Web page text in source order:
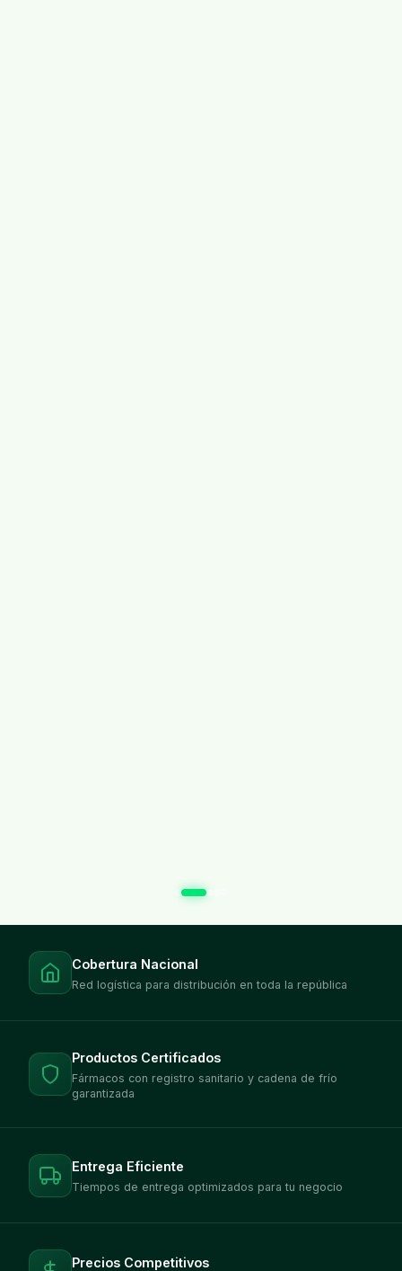
Cobertura Nacional
Red logística para distribución en toda la república
Productos Certificados
Fármacos con registro sanitario y cadena de frío
garantizada
Entrega Eficiente
Tiempos de entrega optimizados para tu negocio
Precios Competitivos